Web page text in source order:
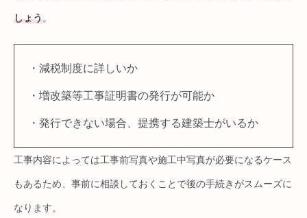
しょう。
・減税制度に詳しいか
・増改築等工事証明書の発行が可能か
・発行できない場合、提携する建築士がいるか
工事内容によっては工事前写真や施工中写真が必要になるケース
もあるため、事前に相談しておくことで後の手続きがスムーズに
なります。